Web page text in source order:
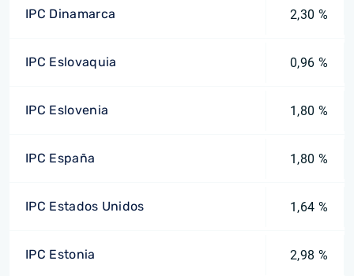
IPC Dinamarca 2,30 %
IPC Eslovaquia 0,96 %
IPC Eslovenia 1,80 %
IPC España 1,80 %
IPC Estados Unidos 1,64 %
IPC Estonia 2,98 %